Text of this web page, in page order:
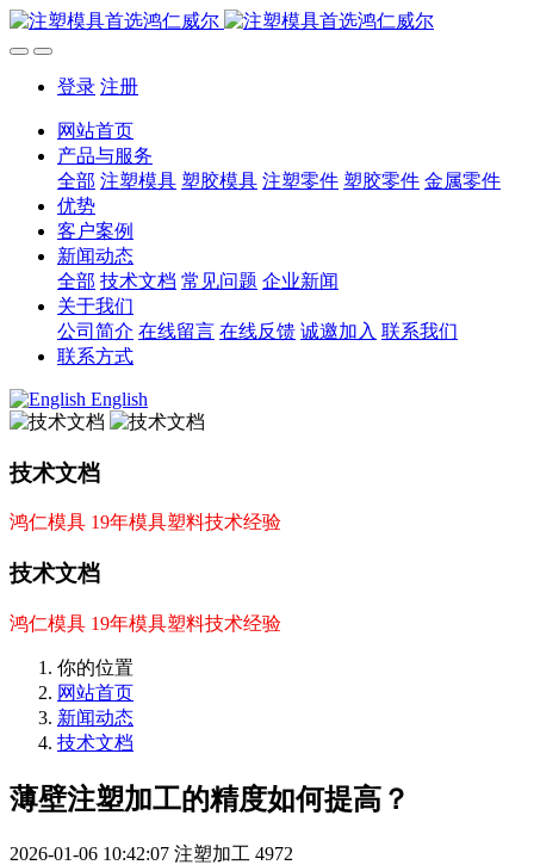
登录 注册
网站首页
产品与服务
全部 注塑模具 塑胶模具 注塑零件 塑胶零件 金属零件
优势
客户案例
新闻动态
全部 技术文档 常见问题 企业新闻
关于我们
公司简介 在线留言 在线反馈 诚邀加入 联系我们
联系方式
English
技术文档
鸿仁模具 19年模具塑料技术经验
技术文档
鸿仁模具 19年模具塑料技术经验
你的位置
网站首页
新闻动态
技术文档
薄壁注塑加工的精度如何提高？
2026-01-06 10:42:07 注塑加工 4972